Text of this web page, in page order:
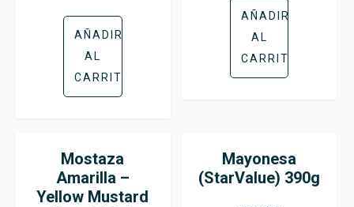
AÑADIR
AL
CARRITO
AÑADIR
AL
CARRITO
Mostaza
Amarilla –
Yellow Mustard
Mayonesa
(StarValue) 390g